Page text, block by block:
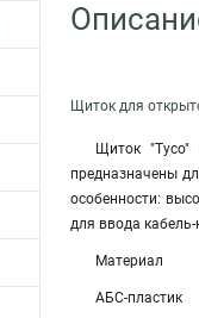
Щиток для
Щиток "Тусо"
предназначены
особенности:
для ввода
Материал
АБС-пластик